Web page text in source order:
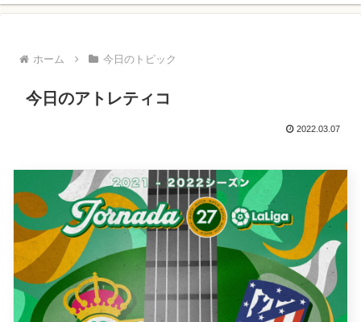
ホーム 今日のトピック
今日のアトレティコ
2022.03.07